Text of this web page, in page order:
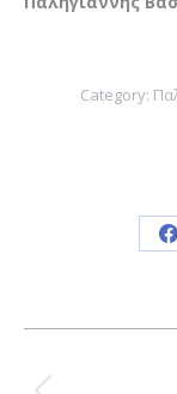
Category:
navigation